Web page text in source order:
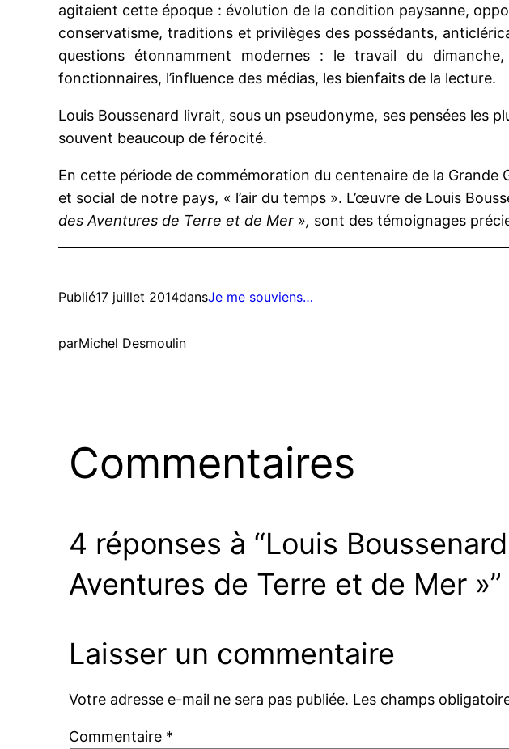
agitaient cette époque : évolution de la condition paysanne,
conservatisme, traditions et privilèges des possédants,
questions étonnamment modernes : le travail du
fonctionnaires, l’influence des médias, les bienfaits de la lecture.
Louis Boussenard livrait, sous un pseudonyme, ses pensées les
souvent beaucoup de férocité.
En cette période de commémoration du centenaire de la Grande
et social de notre pays, « l’air du temps ». L’œuvre de Louis
des Aventures de Terre et de Mer », sont des témoignages
Publié17 juillet 2014dansJe me souviens…
parMichel Desmoulin
Commentaires
4 réponses à “Louis
Aventures de Terre et de Mer »”
Laisser un commentaire
Votre adresse e-mail ne sera pas publiée. Les champs
Commentaire *